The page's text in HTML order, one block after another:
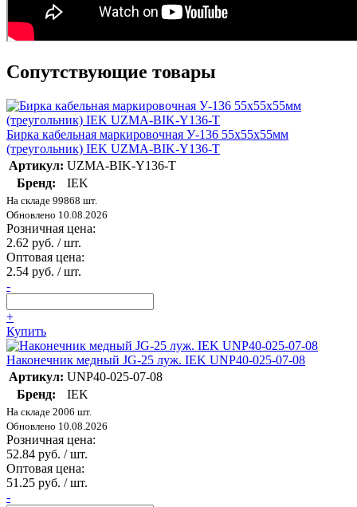
Сопутствующие товары
Бирка кабельная маркировочная У-136 55х55х55мм
(треугольник) IEK UZMA-BIK-Y136-T
Артикул: UZMA-BIK-Y136-T
Бренд:
IEK
На складе 99868 шт.
Обновлено 10.08.2026
Розничная цена:
2.62 руб. / шт.
Оптовая цена:
2.54 руб. / шт.
-
+
Купить
Наконечник медный JG-25 луж. IEK UNP40-025-07-08
Артикул: UNP40-025-07-08
Бренд:
IEK
На складе 2006 шт.
Обновлено 10.08.2026
Розничная цена:
52.84 руб. / шт.
Оптовая цена:
51.25 руб. / шт.
-